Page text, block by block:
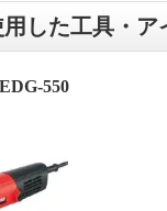
した工具・ア
550